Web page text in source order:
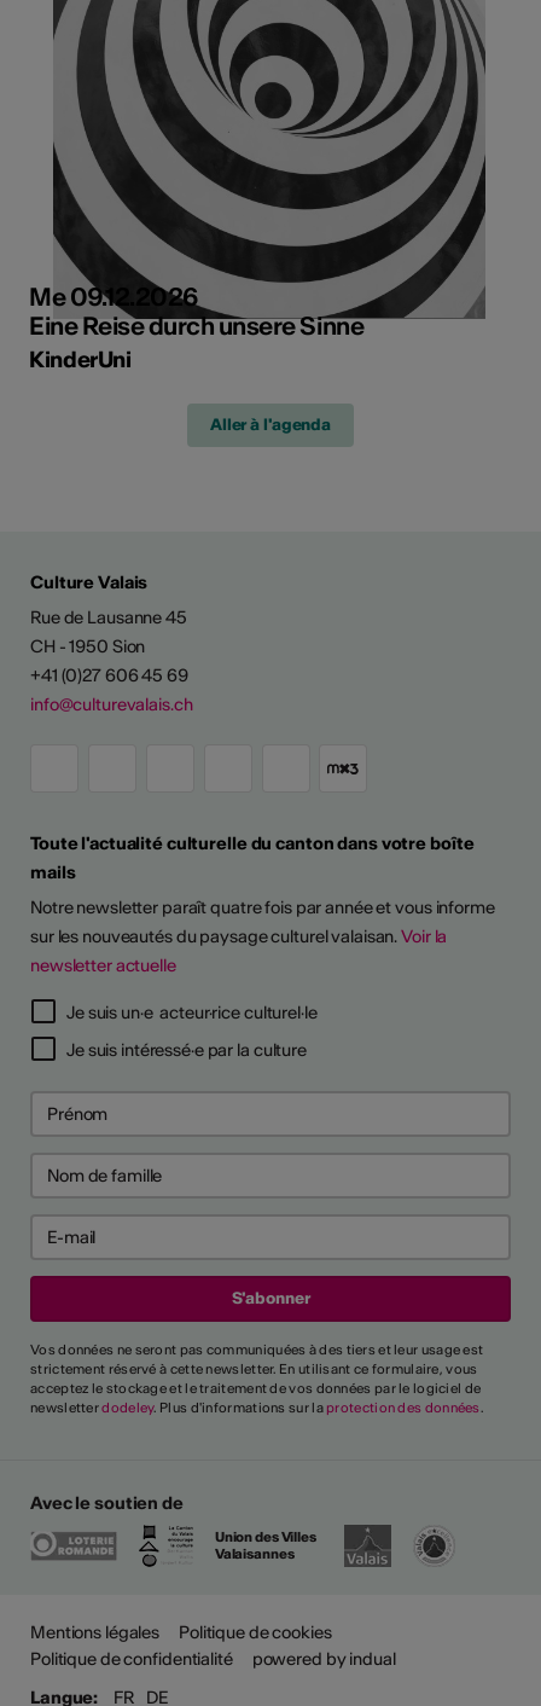
Me 09.12.2026
Eine Reise durch unsere Sinne
KinderUni
Aller à l'agenda
Culture Valais
Rue de Lausanne 45
CH - 1950 Sion
+41 (0)27 606 45 69
info@culturevalais.ch
Toute l'actualité culturelle du canton dans votre boîte
mails
Notre newsletter paraît quatre fois par année et vous informe
sur les nouveautés du paysage culturel valaisan.Voir la
newsletter actuelle
Je suis un·e acteur·rice culturel·le
Je suis intéressé·e par la culture
Vos données ne seront pas communiquées à des tiers et leur usage est
strictement réservé à cette newsletter. En utilisant ce formulaire, vous
acceptez le stockage et le traitement de vos données par le logiciel de
newsletterdodeley. Plus d'informations sur la protection des données.
Avec le soutien de
Union des Villes
Valaisannes
Mentions légales
Politique de cookies
Politique de confidentialité
powered by indual
Langue:
FR DE